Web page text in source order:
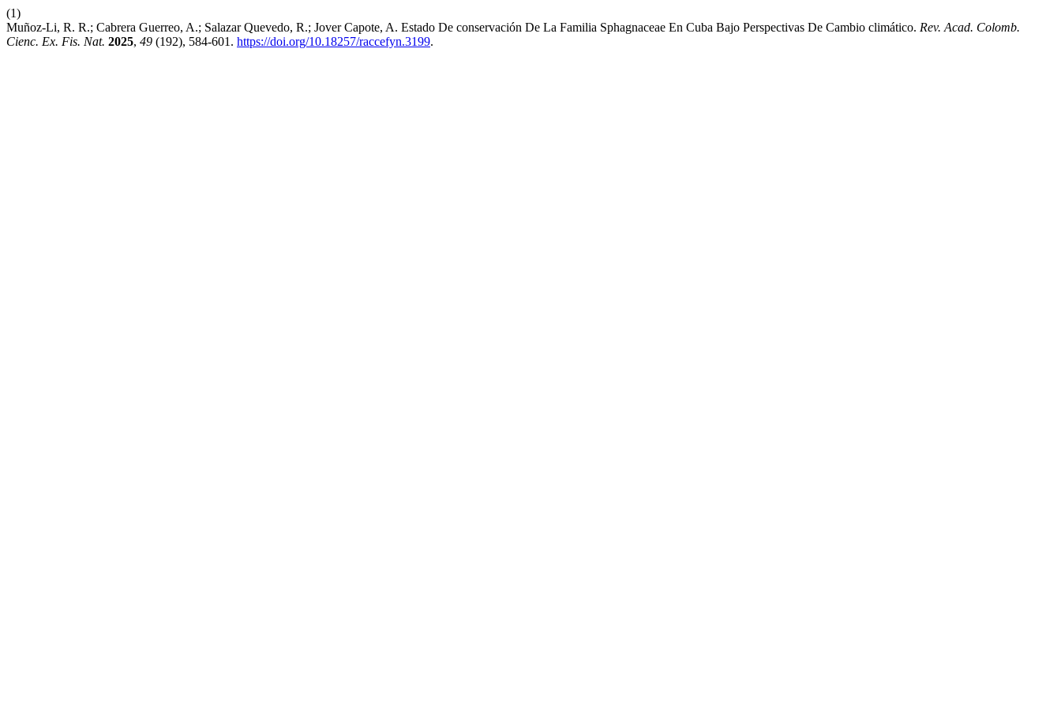
(1)
Muñoz-Li, R. R.; Cabrera Guerreo, A.; Salazar Quevedo, R.; Jover Capote, A. Estado De conservación De La Familia Sphagnaceae En Cuba Bajo Perspectivas De Cambio climático. Rev. Acad. Colomb.
Cienc. Ex. Fis. Nat. 2025, 49 (192), 584-601. https://doi.org/10.18257/raccefyn.3199.